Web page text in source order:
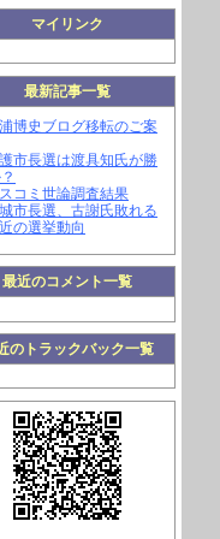
マイリンク
最新記事一覧
博史ブログ移転のご案
市長選は渡具知氏が勝
コミ世論調査結果
市長選、古謝氏敗れる
の選挙動向
最近のコメント一覧
のトラックバック一覧